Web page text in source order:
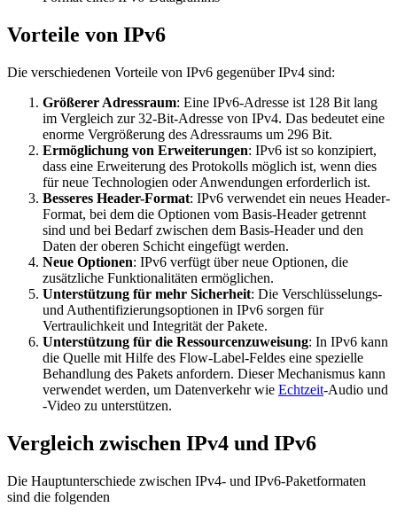
Vorteile von IPv6
Die verschiedenen Vorteile von IPv6 gegenüber IPv4 sind:
Größerer Adressraum: Eine IPv6-Adresse ist 128 Bit lang
im Vergleich zur 32-Bit-Adresse von IPv4. Das bedeutet eine
enorme Vergrößerung des Adressraums um 296 Bit.
Ermöglichung von Erweiterungen: IPv6 ist so konzipiert,
dass eine Erweiterung des Protokolls möglich ist, wenn dies
für neue Technologien oder Anwendungen erforderlich ist.
Besseres Header-Format: IPv6 verwendet ein neues Header-
Format, bei dem die Optionen vom Basis-Header getrennt
sind und bei Bedarf zwischen dem Basis-Header und den
Daten der oberen Schicht eingefügt werden.
Neue Optionen: IPv6 verfügt über neue Optionen, die
zusätzliche Funktionalitäten ermöglichen.
Unterstützung für mehr Sicherheit: Die Verschlüsselungs-
und Authentifizierungsoptionen in IPv6 sorgen für
Vertraulichkeit und Integrität der Pakete.
Unterstützung für die Ressourcenzuweisung: In IPv6 kann
die Quelle mit Hilfe des Flow-Label-Feldes eine spezielle
Behandlung des Pakets anfordern. Dieser Mechanismus kann
verwendet werden, um Datenverkehr wie Echtzeit-Audio und
-Video zu unterstützen.
Vergleich zwischen IPv4 und IPv6
Die Hauptunterschiede zwischen IPv4- und IPv6-Paketformaten
sind die folgenden